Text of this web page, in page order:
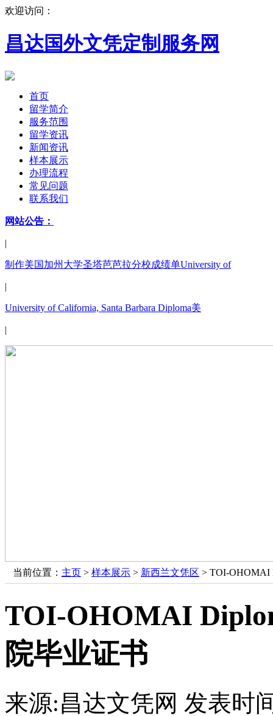
欢迎访问：
昌达国外文凭定制服务网
首页
留学简介
服务范围
留学资讯
新闻资讯
样本展示
办理流程
常见问题
联系我们
网站公告：
|
制作美国加州大学圣塔芭芭拉分校成绩单University of
|
University of California, Santa Barbara Diploma美
|
当前位置： 主页 > 样本展示 > 新西兰文凭区 > TOI-OHOMAI
TOI-OHOMAI
院毕业证书
来源:昌达文凭网 发表时